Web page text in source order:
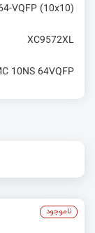
VQFP (10x10)
XC9572XL
10NS 64VQFP
ناموجود